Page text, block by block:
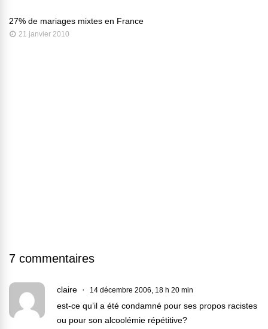
27% de mariages mixtes en France
21 janvier 2010
7 commentaires
claire 14 décembre 2006, 18 h 20 min
est-ce qu’il a été condamné pour ses propos racistes
ou pour son alcoolémie répétitive?